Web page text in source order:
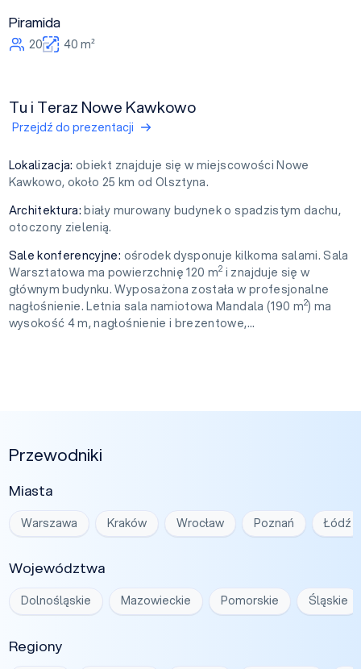
Piramida
20 40 m²
Tu i Teraz Nowe Kawkowo
Przejdź do prezentacji
Lokalizacja:obiekt znajduje się w miejscowości Nowe
Kawkowo, około 25 km od Olsztyna.
Architektura: biały murowany budynek o spadzistym dachu,
otoczony zielenią.
Sale konferencyjne: ośrodek dysponuje kilkoma salami. Sala
Warsztatowa ma powierzchnię 120 m2 i znajduje się w
głównym budynku. Wyposażona została w profesjonalne
nagłośnienie. Letnia sala namiotowa Mandala (190 m2) ma
wysokość 4 m, nagłośnienie i brezentowe,...
Przewodniki
Miasta
Warszawa Kraków Wrocław Poznań Łódź
Województwa
Dolnośląskie Mazowieckie Pomorskie Śląskie
Regiony